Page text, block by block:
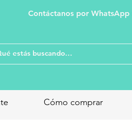
Contáctanos por WhatsApp
Cómo comprar